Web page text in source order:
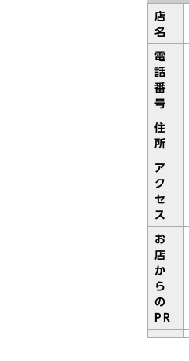
店
名
電
話
番
号
住
所
ア
ク
セ
ス
お
店
か
ら
の
PR